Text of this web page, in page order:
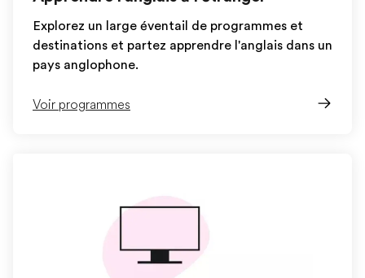
Explorez un large éventail de programmes et
destinations et partez apprendre l'anglais dans un
pays anglophone.
Voir programmes